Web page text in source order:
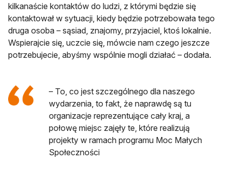
kilkanaście kontaktów do ludzi, z którymi będzie się
kontaktował w sytuacji, kiedy będzie potrzebowała tego
druga osoba – sąsiad, znajomy, przyjaciel, ktoś lokalnie.
Wspierajcie się, uczcie się, mówcie nam czego jeszcze
potrzebujecie, abyśmy wspólnie mogli działać – dodała.
– To, co jest szczególnego dla naszego
wydarzenia, to fakt, że naprawdę są tu
organizacje reprezentujące cały kraj, a
połowę miejsc zajęły te, które realizują
projekty w ramach programu Moc Małych
Społeczności